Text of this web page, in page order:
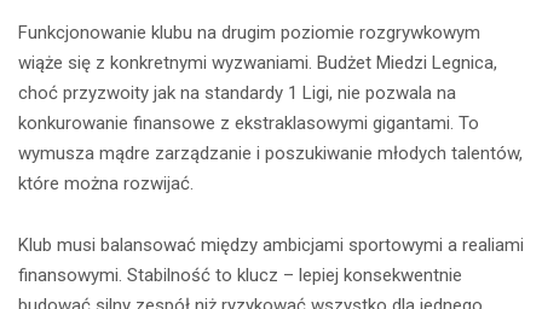
Funkcjonowanie klubu na drugim poziomie rozgrywkowym
wiąże się z konkretnymi wyzwaniami. Budżet Miedzi Legnica,
choć przyzwoity jak na standardy 1 Ligi, nie pozwala na
konkurowanie finansowe z ekstraklasowymi gigantami. To
wymusza mądre zarządzanie i poszukiwanie młodych talentów,
które można rozwijać.
Klub musi balansować między ambicjami sportowymi a realiami
finansowymi. Stabilność to klucz – lepiej konsekwentnie